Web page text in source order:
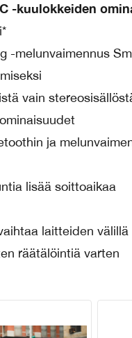
-kuulokkeiden
-melunvaimennus
vain
ja
lisää soittoaikaa
laitteiden
räätälöintiä varten